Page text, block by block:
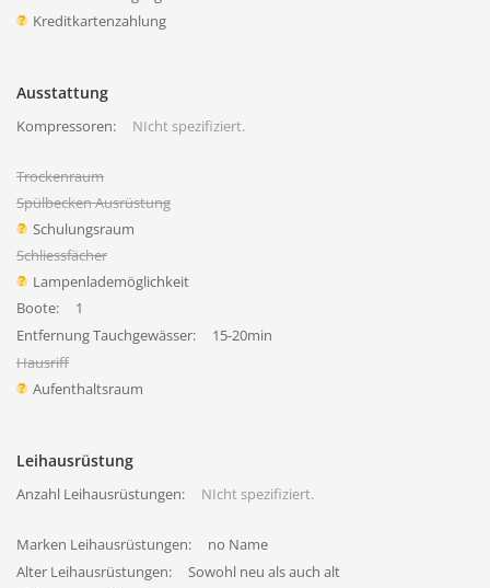
Kreditkartenzahlung
Ausstattung
Kompressoren: NIcht spezifiziert.
Trockenraum
Spülbecken Ausrüstung
Schulungsraum
Schliessfächer
Lampenlademöglichkeit
Boote:
1
Entfernung Tauchgewässer:
15-20min
Hausriff
Aufenthaltsraum
Leihausrüstung
Anzahl Leihausrüstungen: NIcht spezifiziert.
Marken Leihausrüstungen:
no Name
Alter Leihausrüstungen:
Sowohl neu als auch alt